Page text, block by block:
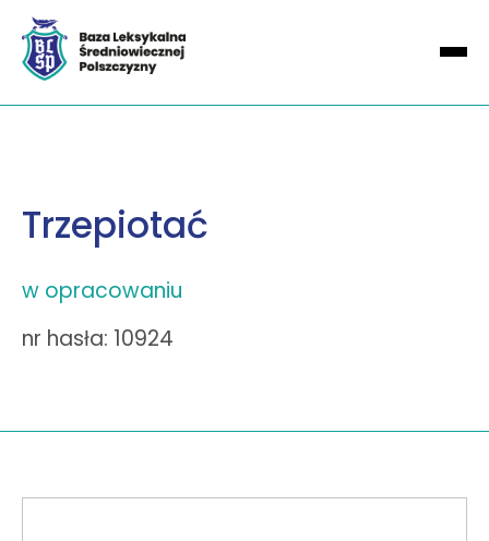
Trzepiotać
w opracowaniu
nr hasła: 10924